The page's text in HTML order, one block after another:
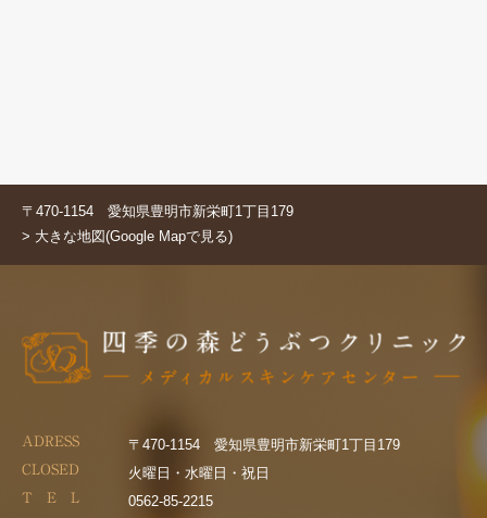
〒470-1154 愛知県豊明市新栄町1丁目179
> 大きな地図(Google Mapで見る)
ADRESS 〒470-1154 愛知県豊明市新栄町1丁目179
CLOSED 火曜日・水曜日・祝日
T E L 0562-85-2215